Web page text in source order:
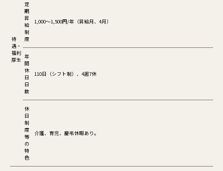
待
遇・
福利
厚生
定
期
昇
給
制
度
1,000～1,500円/年（昇給月、4月）
年
間
休
日
日
数
110日（シフト制）、4週7休
休
日
制
度
等
の
特
色
介護、育児、慶弔休暇あり。